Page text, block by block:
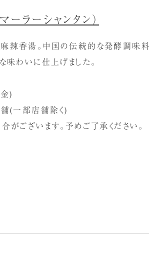
ラーシャンタン）
辣香湯。中国の伝統的な発酵調味料
味わいに仕上げました。
)
(一部店舗除く)
がございます。予めご了承ください。